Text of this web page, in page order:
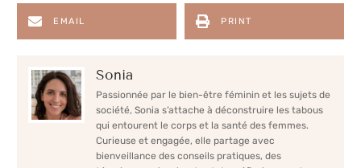
EMAIL PRINT
Sonia
Passionnée par le bien-être féminin et les sujets de
société, Sonia s’attache à déconstruire les tabous
qui entourent le corps et la santé des femmes.
Curieuse et engagée, elle partage avec
bienveillance des conseils pratiques, des